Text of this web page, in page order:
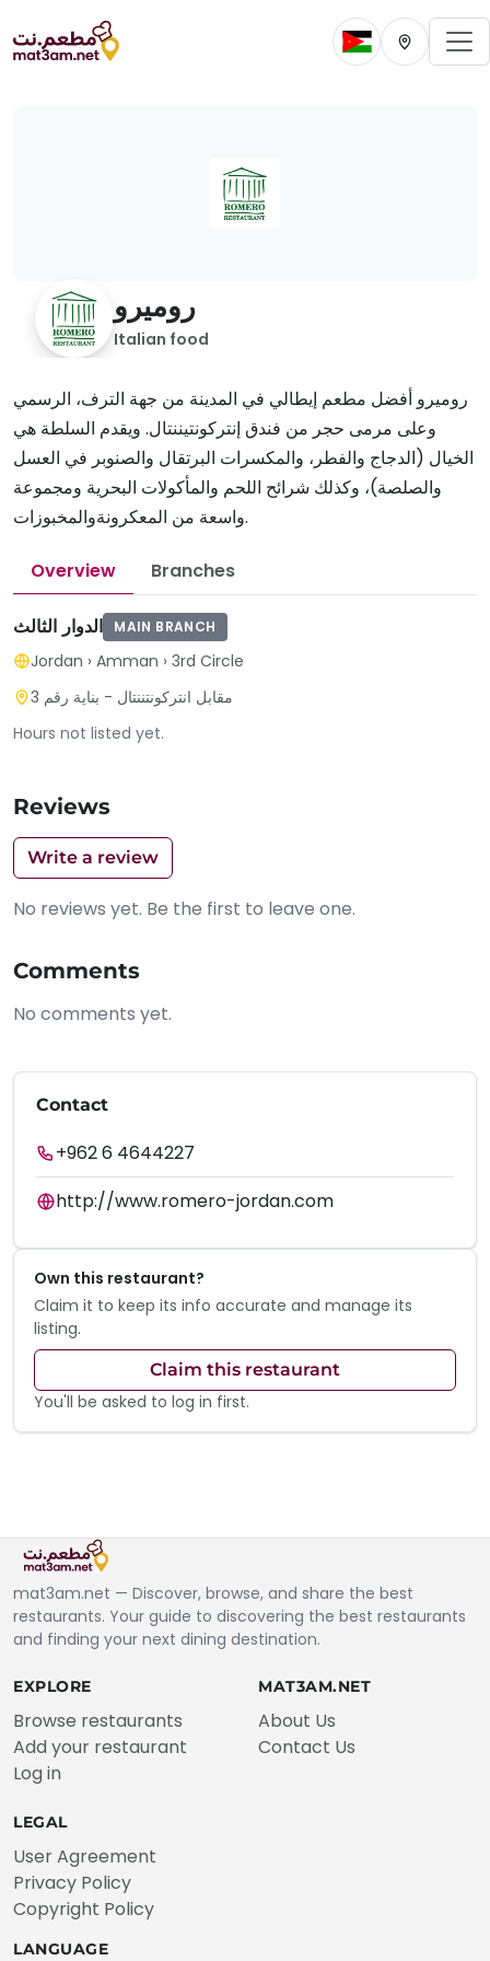
Change current
Change
روميرو
Italian food
روميرو أفضل مطعم إيطالي في المدينة من جهة الترف، الرسمي
وعلى مرمى حجر من فندق إنتركونتيننتال. ويقدم السلطة هي
الخيال (الدجاج والفطر، والمكسرات البرتقال والصنوبر في العسل
والصلصة)، وكذلك شرائح اللحم والمأكولات البحرية ومجموعة
واسعة من المعكرونةوالمخبوزات.
Overview Branches
الدوار الثالث MAIN BRANCH
Jordan › Amman › 3rd Circle
مقابل انتركونتننتال - بناية رقم 3
Hours not listed yet.
Reviews
Write a review
No reviews yet. Be the first to leave one.
Comments
No comments yet.
Contact
+962 6 4644227
http://www.romero-jordan.com
Own this restaurant?
Claim it to keep its info accurate and manage its
listing.
Claim this restaurant
You'll be asked to log in first.
mat3am.net — Discover, browse, and share the best
restaurants. Your guide to discovering the best restaurants
and finding your next dining destination.
EXPLORE
Browse restaurants
Add your restaurant
Log in
MAT3AM.NET
About Us
Contact Us
LEGAL
User Agreement
Privacy Policy
Copyright Policy
LANGUAGE